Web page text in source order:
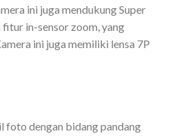
ini juga mendukung Super
in-sensor zoom, yang
ini juga memiliki lensa 7P
foto dengan bidang pandang